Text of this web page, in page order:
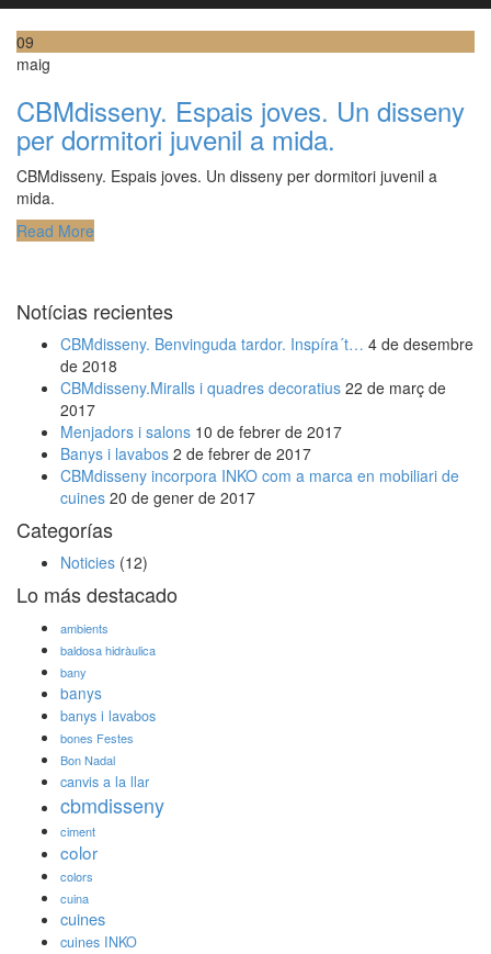
09
maig
CBMdisseny. Espais joves. Un disseny
per dormitori juvenil a mida.
CBMdisseny. Espais joves. Un disseny per dormitori juvenil a
mida.
Read More
Notícias recientes
CBMdisseny. Benvinguda tardor. Inspíra´t… 4 de desembre
de 2018
CBMdisseny.Miralls i quadres decoratius 22 de març de
2017
Menjadors i salons 10 de febrer de 2017
Banys i lavabos 2 de febrer de 2017
CBMdisseny incorpora INKO com a marca en mobiliari de
cuines 20 de gener de 2017
Categorías
Noticies (12)
Lo más destacado
ambients
baldosa hidràulica
bany
banys
banys i lavabos
bones Festes
Bon Nadal
canvis a la llar
cbmdisseny
ciment
color
colors
cuina
cuines
cuines INKO